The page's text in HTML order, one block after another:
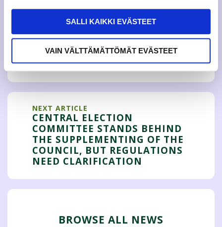
SALLI KAIKKI EVÄSTEET
VAIN VÄLTTÄMÄTTÖMÄT EVÄSTEET
PREVIOUS ARTICLE
PARTICIPATE IN THE
DEVELOPMENT OF ACADEMIC
SPORTS!
NEXT ARTICLE
CENTRAL ELECTION
COMMITTEE STANDS BEHIND
THE SUPPLEMENTING OF THE
COUNCIL, BUT REGULATIONS
NEED CLARIFICATION
BROWSE ALL NEWS